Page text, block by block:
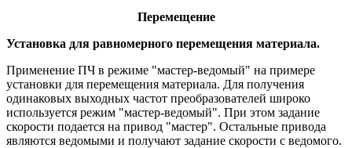
Перемещение
Установка для равномерного перемещения материала.
Применение ПЧ в режиме "мастер-ведомый" на примере
установки для перемещения материала. Для получения
одинаковых выходных частот преобразователей широко
используется режим "мастер-ведомый". При этом задание
скорости подается на привод "мастер". Остальные привода
являются ведомыми и получают задание скорости с ведомого.